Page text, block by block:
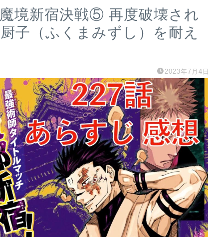
境新宿決戦⑤ 再度破壊され
子（ふくまみずし）を耐え
2023年7月4日